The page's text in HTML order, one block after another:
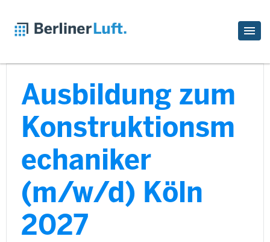
Ausbildung zum
Konstruktionsm
echaniker
(m/w/d) Köln
2027